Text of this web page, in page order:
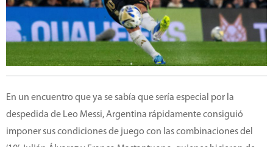
En un encuentro que ya se sabía que sería especial por la
despedida de Leo Messi, Argentina rápidamente consiguió
imponer sus condiciones de juego con las combinaciones del